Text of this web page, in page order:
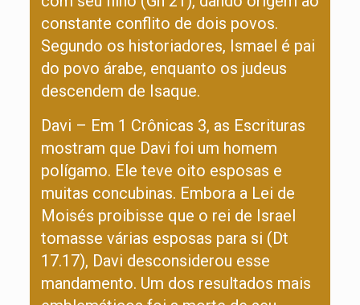
constante conflito de dois povos.
Segundo os historiadores, Ismael é pai
do povo árabe, enquanto os judeus
descendem de Isaque.
Davi – Em 1 Crônicas 3, as Escrituras
mostram que Davi foi um homem
polígamo. Ele teve oito esposas e
muitas concubinas. Embora a Lei de
Moisés proibisse que o rei de Israel
tomasse várias esposas para si (Dt
17.17), Davi desconsiderou esse
mandamento. Um dos resultados mais